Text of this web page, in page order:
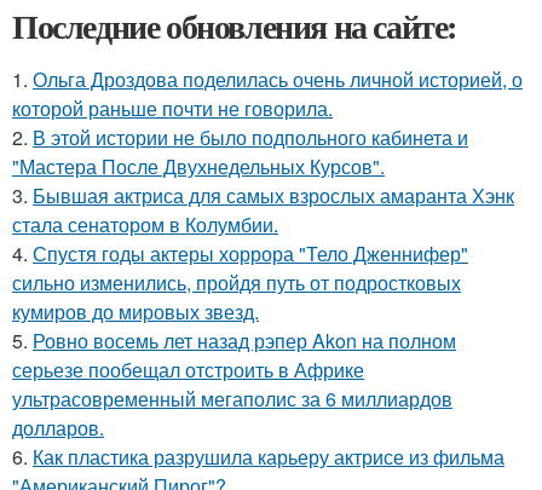
Последние обновления на сайте:
1. Ольга Дроздова поделилась очень личной историей, о
которой раньше почти не говорила.
2. В этой истории не было подпольного кабинета и
"Мастера После Двухнедельных Курсов".
3. Бывшая актриса для самых взрослых амаранта Хэнк
стала сенатором в Колумбии.
4. Спустя годы актеры хоррора "Тело Дженнифер"
сильно изменились, пройдя путь от подростковых
кумиров до мировых звезд.
5. Ровно восемь лет назад рэпер Akon на полном
серьезе пообещал отстроить в Африке
ультрасовременный мегаполис за 6 миллиардов
долларов.
6. Как пластика разрушила карьеру актрисе из фильма